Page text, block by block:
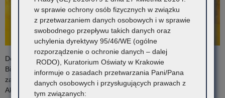
Departament Edukacji UMWM we współpracy z Pedagogiczną
Biblioteką Wojewódzką im. Hugona Kołłątaja w Krakowie
zapraszają do udziału w trzeciej edycji projektu pn. Małopolska
Akademia Rodzica.
w
zakresie
edukacji
matematycznej.
w sprawie ochrony osób fizycznych w związku
z przetwarzaniem danych osobowych i w sprawie
swobodnego przepływu takich danych oraz
uchylenia dyrektywy 95/46/WE (ogólne
rozporządzenie o ochronie danych – dalej
RODO), Kuratorium Oświaty w Krakowie
informuje o zasadach przetwarzania Pani/Pana
danych osobowych i przysługujących prawach z
tym związanych: